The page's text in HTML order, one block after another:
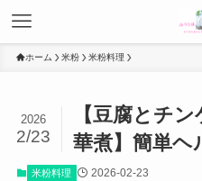
ホーム 米粉 米粉料理
【豆腐とチ
華煮】簡単ヘ
2026
2/23
米粉料理 2026-02-23